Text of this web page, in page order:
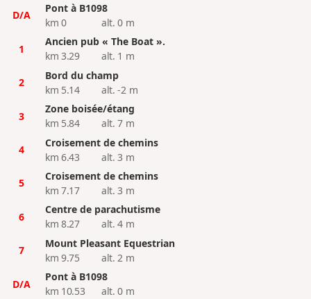
D/A
Pont à B1098
km 0
alt. 0 m
1
Ancien pub « The Boat ».
km 3.29
alt. 1 m
2
Bord du champ
km 5.14
alt. -2 m
3
Zone boisée/étang
km 5.84
alt. 7 m
4
Croisement de chemins
km 6.43
alt. 3 m
5
Croisement de chemins
km 7.17
alt. 3 m
6
Centre de parachutisme
km 8.27
alt. 4 m
7
Mount Pleasant Equestrian
km 9.75
alt. 2 m
D/A
Pont à B1098
km 10.53
alt. 0 m